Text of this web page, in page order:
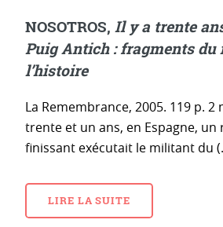
NOSOTROS, Il y a trente
Puig Antich : fragments du
l’histoire
La Remembrance, 2005. 119 p. 2
trente et un ans, en Espagne,
finissant exécutait le militant du
LIRE LA SUITE